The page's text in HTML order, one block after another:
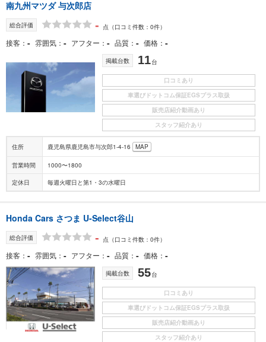
南九州マツダ 与次郎店
総合評価 - 点 （口コミ件数：0件）
接客 - 雰囲気 - アフター - 品質 - 価格 -
掲載台数 11台
口コミあり
車選びドットコム保証EGSプラス取扱
販売店紹介動画あり
スタッフ紹介あり
住所 鹿児島県鹿児島市与次郎1-4-16 MAP
営業時間 1000〜1800
定休日 毎週火曜日と第1・3の水曜日
Honda Cars さつま U-Select谷山
総合評価 - 点 （口コミ件数：0件）
接客 - 雰囲気 - アフター - 品質 - 価格 -
掲載台数 55台
口コミあり
車選びドットコム保証EGSプラス取扱
販売店紹介動画あり
スタッフ紹介あり